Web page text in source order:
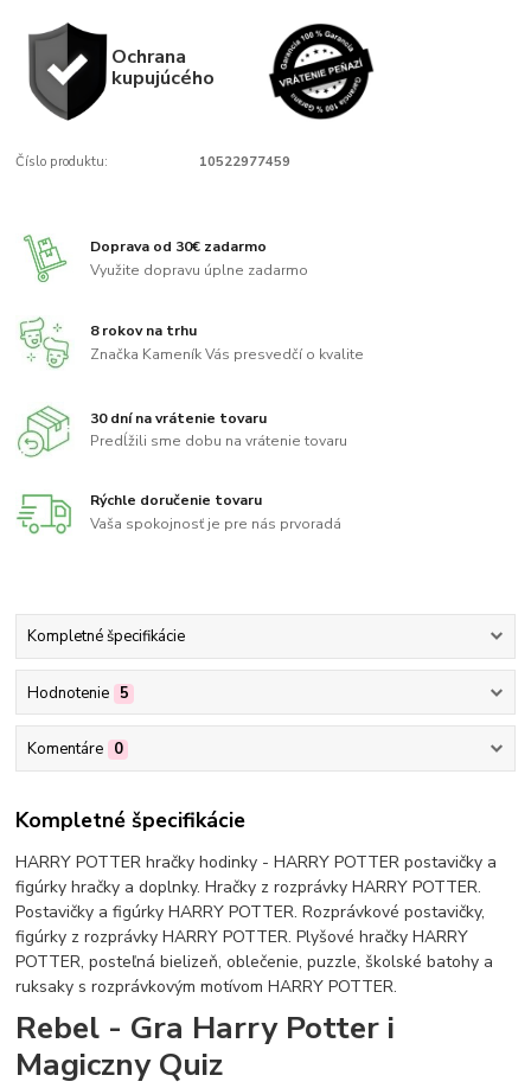
Ochrana
kupujúcého
Číslo produktu: 10522977459
Doprava od 30€ zadarmo
Využite dopravu úplne zadarmo
8 rokov na trhu
Značka Kameník Vás presvedčí o kvalite
30 dní na vrátenie tovaru
Predĺžili sme dobu na vrátenie tovaru
Rýchle doručenie tovaru
Vaša spokojnosť je pre nás prvoradá
Kompletné špecifikácie
Hodnotenie 5
Komentáre 0
Kompletné špecifikácie
HARRY POTTER hračky hodinky - HARRY POTTER postavičky a
figúrky hračky a doplnky. Hračky z rozprávky HARRY POTTER.
Postavičky a figúrky HARRY POTTER. Rozprávkové postavičky,
figúrky z rozprávky HARRY POTTER. Plyšové hračky HARRY
POTTER, posteľná bielizeň, oblečenie, puzzle, školské batohy a
ruksaky s rozprávkovým motívom HARRY POTTER.
Rebel - Gra Harry Potter i
Magiczny Quiz